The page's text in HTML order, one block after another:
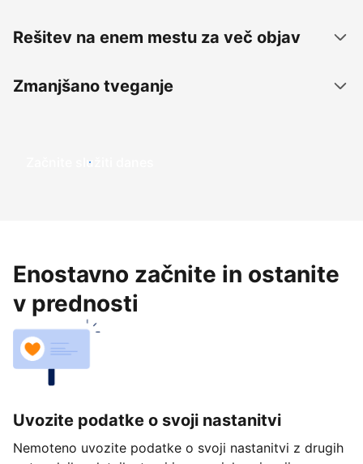
Rešitev na enem mestu za več objav
Zmanjšano tveganje
Začnite služiti danes
Enostavno začnite in ostanite
v prednosti
Uvozite podatke o svoji nastanitvi
Nemoteno uvozite podatke o svoji nastanitvi z drugih